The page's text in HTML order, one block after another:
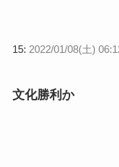
15: 2022/01/08(土)
文化勝利か